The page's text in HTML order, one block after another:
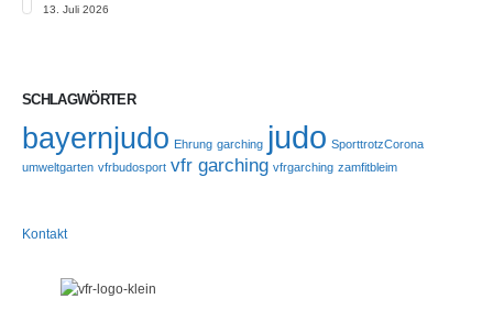
13. Juli 2026
SCHLAGWÖRTER
bayernjudo Ehrung garching judo SporttrotzCorona
umweltgarten vfrbudosport vfr garching vfrgarching zamfitbleim
Kontakt